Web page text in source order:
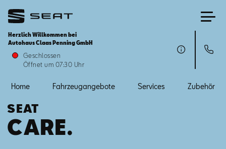
Herzlich Willkommen bei
Autohaus Claas Penning GmbH
Geschlossen
Öffnet um 07:30 Uhr
Home
Fahrzeugangebote
Services
Home Fahrzeugangebote Services Zubehör
SEAT
CARE.